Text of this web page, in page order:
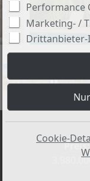
Preis:
Performance
Marketing- /
Cookie-